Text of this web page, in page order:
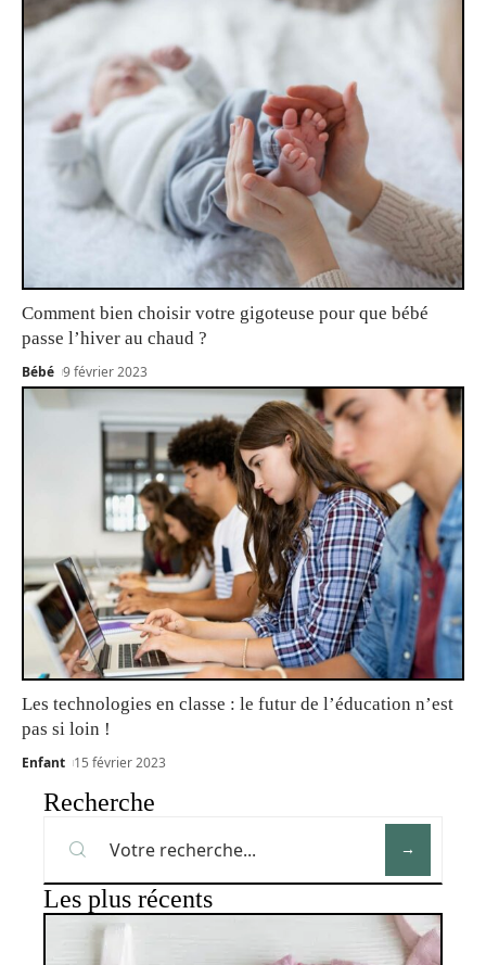
Comment bien choisir votre gigoteuse pour que bébé
passe l’hiver au chaud ?
Bébé 9 février 2023
Les technologies en classe : le futur de l’éducation n’est
pas si loin !
Enfant 15 février 2023
Recherche
Les plus récents